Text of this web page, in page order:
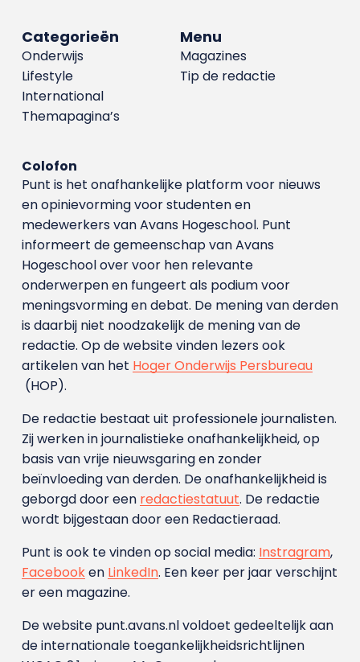
Menu
Magazines
Tip de redactie
Categorieën
Onderwijs
Lifestyle
International
Themapagina’s
Colofon
Punt is het onafhankelijke platform voor nieuws
en opinievorming voor studenten en
medewerkers van Avans Hoge­school. Punt
informeert de gemeenschap van Avans
Hogeschool over voor hen relevante
onderwerpen en fungeert als podium voor
meningsvorming en debat. De mening van derden
is daarbij niet noodzakelijk de mening van de
redactie. Op de website vinden lezers ook
artikelen van het Hoger Onderwijs Persbureau
(HOP).
De redactie bestaat uit professionele journalisten.
Zij werken in journalistieke onafhankelijkheid, op
basis van vrije nieuwsgaring en zonder
beïnvloeding van derden. De onafhankelijkheid is
geborgd door een redactiestatuut. De redactie
wordt bijgestaan door een Redactieraad.
Punt is ook te vinden op social media: Instragram,
Facebooken LinkedIn. Een keer per jaar verschijnt
er een magazine.
De website punt.avans.nl voldoet gedeeltelijk aan
de internationale toegankelijkheidsrichtlijnen